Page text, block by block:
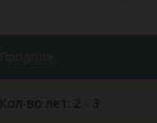
Кол-во лет: 2 - 3